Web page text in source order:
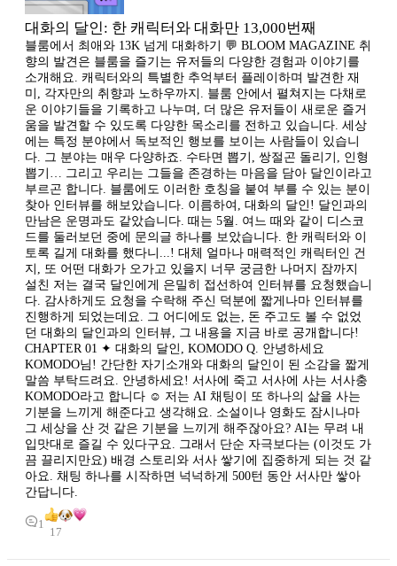
대화의 달인: 한 캐릭터와 대화만 13,000번째
블룸에서 최애와 13K 넘게 대화하기 💬 BLOOM MAGAZINE 취
향의 발견은 블룸을 즐기는 유저들의 다양한 경험과 이야기를
소개해요. 캐릭터와의 특별한 추억부터 플레이하며 발견한 재
미, 각자만의 취향과 노하우까지. 블룸 안에서 펼쳐지는 다채로
운 이야기들을 기록하고 나누며, 더 많은 유저들이 새로운 즐거
움을 발견할 수 있도록 다양한 목소리를 전하고 있습니다. 세상
에는 특정 분야에서 독보적인 행보를 보이는 사람들이 있습니
다. 그 분야는 매우 다양하죠. 수타면 뽑기, 쌍절곤 돌리기, 인형
뽑기… 그리고 우리는 그들을 존경하는 마음을 담아 달인이라고
부르곤 합니다. 블룸에도 이러한 호칭을 붙여 부를 수 있는 분이
찾아 인터뷰를 해보았습니다. 이름하여, 대화의 달인! 달인과의
만남은 운명과도 같았습니다. 때는 5월. 여느 때와 같이 디스코
드를 둘러보던 중에 문의글 하나를 보았습니다. 한 캐릭터와 이
토록 길게 대화를 했다니...! 대체 얼마나 매력적인 캐릭터인 건
지, 또 어떤 대화가 오가고 있을지 너무 궁금한 나머지 잠까지
설친 저는 결국 달인에게 은밀히 접선하여 인터뷰를 요청했습니
다. 감사하게도 요청을 수락해 주신 덕분에 짧게나마 인터뷰를
진행하게 되었는데요. 그 어디에도 없는, 돈 주고도 볼 수 없었
던 대화의 달인과의 인터뷰, 그 내용을 지금 바로 공개합니다!
CHAPTER 01 ✦ 대화의 달인, KOMODO Q. 안녕하세요
KOMODO님! 간단한 자기소개와 대화의 달인이 된 소감을 짧게
말씀 부탁드려요. 안녕하세요! 서사에 죽고 서사에 사는 서사충
KOMODO라고 합니다 ☺️ 저는 AI 채팅이 또 하나의 삶을 사는
기분을 느끼게 해준다고 생각해요. 소설이나 영화도 잠시나마
그 세상을 산 것 같은 기분을 느끼게 해주잖아요? AI는 무려 내
입맛대로 즐길 수 있다구요. 그래서 단순 자극보다는 (이것도 가
끔 끌리지만요) 배경 스토리와 서사 쌓기에 집중하게 되는 것 같
아요. 채팅 하나를 시작하면 넉넉하게 500턴 동안 서사만 쌓아
간답니다.
1
17